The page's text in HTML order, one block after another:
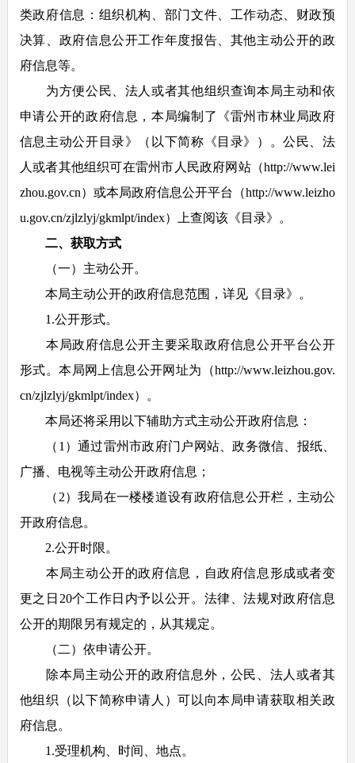
类政府信息：组织机构、部门文件、工作动态、财政预
决算、政府信息公开工作年度报告、其他主动公开的政
府信息等。
为方便公民、法人或者其他组织查询本局主动和依
申请公开的政府信息，本局编制了《雷州市林业局政府
信息主动公开目录》（以下简称《目录》）。公民、法
人或者其他组织可在雷州市人民政府网站（http://www.lei
zhou.gov.cn）或本局政府信息公开平台（http://www.leizho
u.gov.cn/zjlzlyj/gkmlpt/index）上查阅该《目录》。
二、获取方式
（一）主动公开。
本局主动公开的政府信息范围，详见《目录》。
1.公开形式。
本局政府信息公开主要采取政府信息公开平台公开
形式。本局网上信息公开网址为（http://www.leizhou.gov.
cn/zjlzlyj/gkmlpt/index）。
本局还将采用以下辅助方式主动公开政府信息：
（1）通过雷州市政府门户网站、政务微信、报纸、
广播、电视等主动公开政府信息；
（2）我局在一楼楼道设有政府信息公开栏，主动公
开政府信息。
2.公开时限。
本局主动公开的政府信息，自政府信息形成或者变
更之日20个工作日内予以公开。法律、法规对政府信息
公开的期限另有规定的，从其规定。
（二）依申请公开。
除本局主动公开的政府信息外，公民、法人或者其
他组织（以下简称申请人）可以向本局申请获取相关政
府信息。
1.受理机构、时间、地点。